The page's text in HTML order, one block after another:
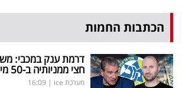
הכתבות החמות
דרמת ענק במכבי:
חצי ממניותיה ב-50 מיליון דולר
מערכת ice |
16:09